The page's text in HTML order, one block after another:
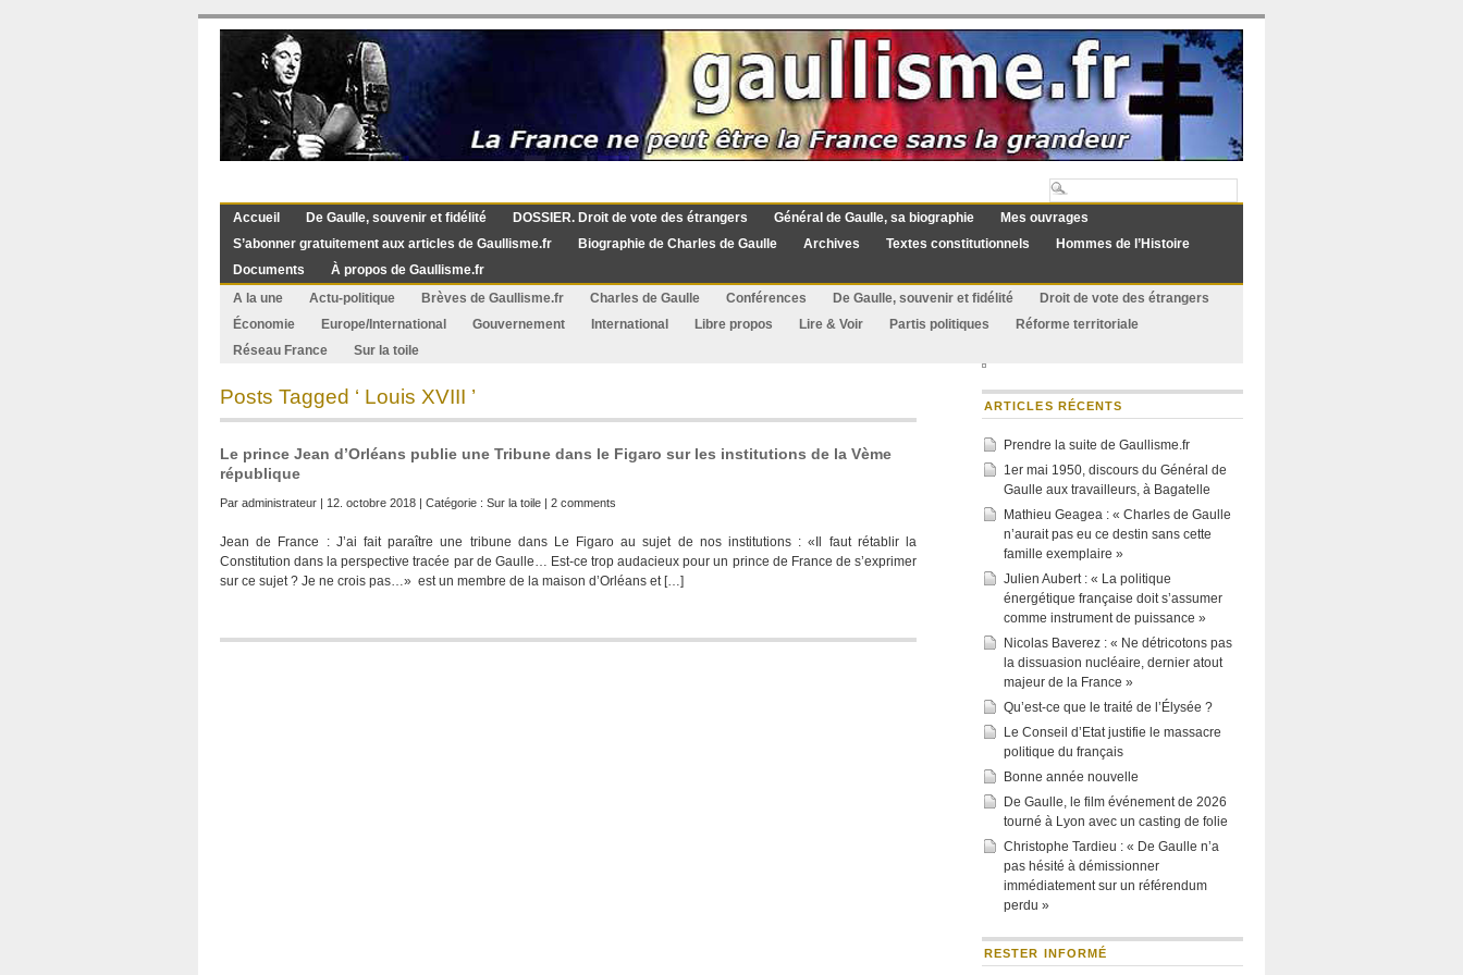
Accueil De Gaulle, souvenir et fidélité DOSSIER. Droit de vote des étrangers Général de Gaulle, sa biographie
Mes ouvrages
S’abonner gratuitement aux articles de Gaullisme.fr
Biographie de Charles de Gaulle Archives Textes constitutionnels
Hommes de l’Histoire
Documents
À propos de Gaullisme.fr
A la une
Actu-politique Brèves de Gaullisme.fr Charles de Gaulle Conférences De Gaulle, souvenir et fidélité
Droit de vote des étrangers
Économie
Europe/International Gouvernement International Libre propos Lire & Voir Partis politiques
Réforme territoriale
Réseau France
Sur la toile
Posts Tagged ‘ Louis XVIII ’
Le prince Jean d’Orléans publie une Tribune dans le Figaro sur les institutions de la Vème
république
Par administrateur | 12. octobre 2018 | Catégorie : Sur la toile | 2 comments
Jean de France : J’ai fait paraître une tribune dans Le Figaro au sujet de nos institutions : «Il faut rétablir la
Constitution dans la perspective tracée par de Gaulle… Est-ce trop audacieux pour un prince de France de s’exprimer
sur ce sujet ? Je ne crois pas…» est un membre de la maison d’Orléans et […]
ARTICLES RÉCENTS
Prendre la suite de Gaullisme.fr
1er mai 1950, discours du Général de
Gaulle aux travailleurs, à Bagatelle
Mathieu Geagea : « Charles de Gaulle
n’aurait pas eu ce destin sans cette
famille exemplaire »
Julien Aubert : « La politique
énergétique française doit s’assumer
comme instrument de puissance »
Nicolas Baverez : « Ne détricotons pas
la dissuasion nucléaire, dernier atout
majeur de la France »
Qu’est-ce que le traité de l’Élysée ?
Le Conseil d’Etat justifie le massacre
politique du français
Bonne année nouvelle
De Gaulle, le film événement de 2026
tourné à Lyon avec un casting de folie
Christophe Tardieu : « De Gaulle n’a
pas hésité à démissionner
immédiatement sur un référendum
perdu »
RESTER INFORMÉ